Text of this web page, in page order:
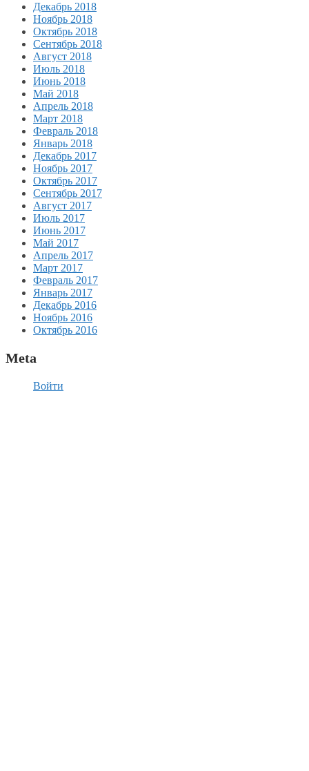
Декабрь 2018
Ноябрь 2018
Октябрь 2018
Сентябрь 2018
Август 2018
Июль 2018
Июнь 2018
Май 2018
Апрель 2018
Март 2018
Февраль 2018
Январь 2018
Декабрь 2017
Ноябрь 2017
Октябрь 2017
Сентябрь 2017
Август 2017
Июль 2017
Июнь 2017
Май 2017
Апрель 2017
Март 2017
Февраль 2017
Январь 2017
Декабрь 2016
Ноябрь 2016
Октябрь 2016
Meta
Войти